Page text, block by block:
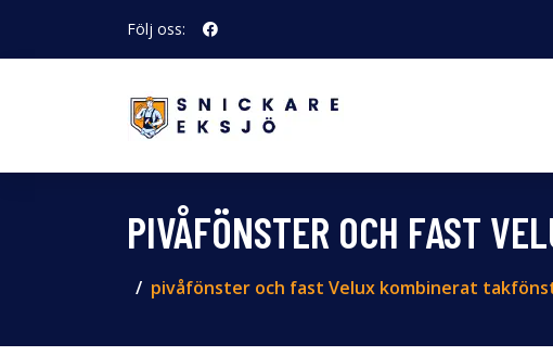
Följ oss:
PIVÅFÖNSTER OCH FAST
pivåfönster och fast Velux kombinerat